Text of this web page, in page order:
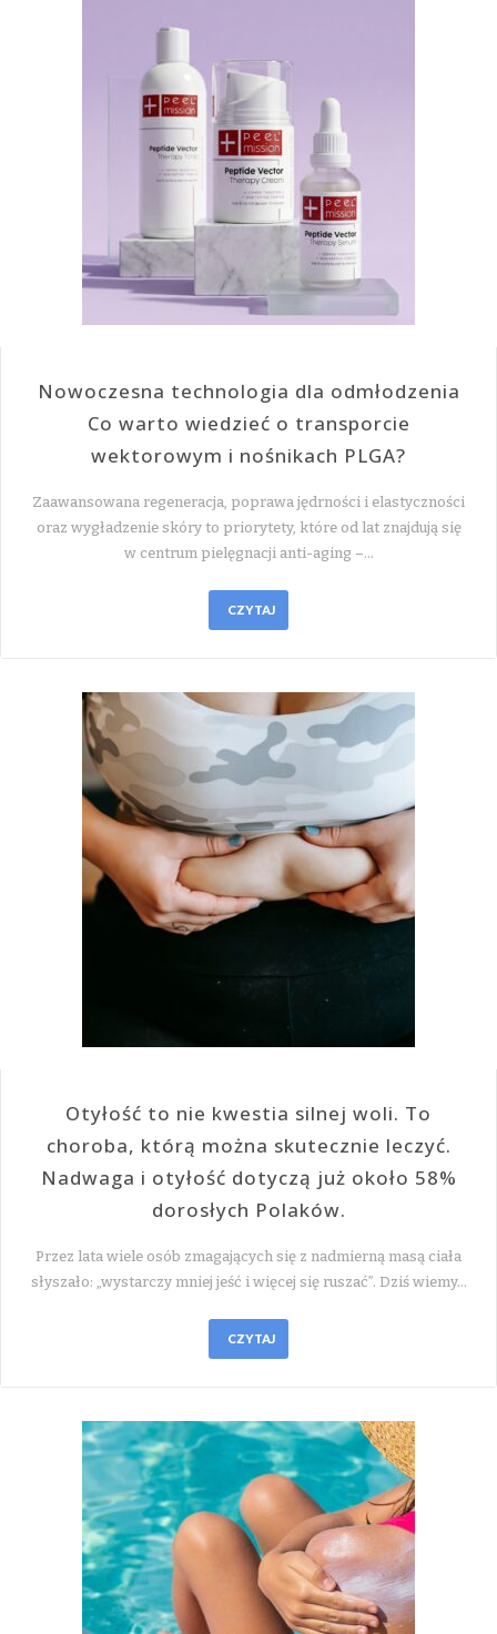
Nowoczesna technologia dla odmłodzenia
Co warto wiedzieć o transporcie
wektorowym i nośnikach PLGA?
Zaawansowana regeneracja, poprawa jędrności i elastyczności
oraz wygładzenie skóry to priorytety, które od lat znajdują się
w centrum pielęgnacji anti-aging –…
CZYTAJ
Otyłość to nie kwestia silnej woli. To
choroba, którą można skutecznie leczyć.
Nadwaga i otyłość dotyczą już około 58%
dorosłych Polaków.
Przez lata wiele osób zmagających się z nadmierną masą ciała
słyszało: „wystarczy mniej jeść i więcej się ruszać”. Dziś wiemy…
CZYTAJ